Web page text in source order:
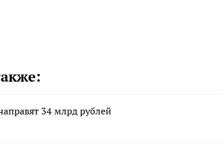
34 млрд рублей